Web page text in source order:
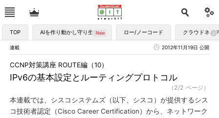
TOP AIを作り動かし守り生かす ロー/ノーコード クラウドネイ
連載 2012年11月19日 公開
IPv6の基本設定とルーティングプロトコル
CCNP対策講座 ROUTE編（10）
（2/2 ページ）
本連載では、シスコシステムズ（以下、シスコ）が提供するシス
コ技術者認定（Cisco Career Certification）から、ネットワーク